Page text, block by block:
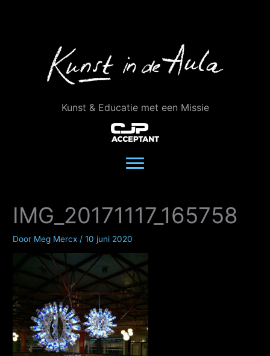
Kunst & Educatie met een Missie
IMG_20171117_165758
Door Meg Mercx /10 juni 2020